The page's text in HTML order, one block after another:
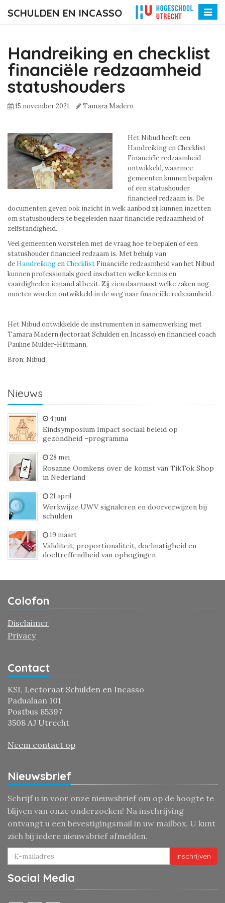
SCHULDEN EN INCASSO
Toggle
Handreiking en checklist
financiële redzaamheid
statushouders
15 november 2021 Tamara Madern
Het Nibud heeft een
Handreiking en Checklist
Financiële redzaamheid
ontwikkeld, waarmee
gemeenten kunnen bepalen
of een statushouder
financieel redzaam is. De
documenten geven ook inzicht in welk aanbod zij kunnen inzetten
om statushouders te begeleiden naar financiële redzaamheid of
zelfstandigheid.
Veel gemeenten worstelen met de vraag hoe te bepalen of een
statushouder financieel redzaam is. Met behulp van
de HandreikingenChecklist Financiële redzaamheid van het Nibud
kunnen professionals goed inschatten welke kennis en
vaardigheden iemand al bezit. Zij zien daarnaast welke zaken nog
moeten worden ontwikkeld in de weg naar financiële redzaamheid.
Het Nibud ontwikkelde de instrumenten in samenwerking met
Tamara Madern (lectoraat Schulden en Incasso) en financieel coach
Pauline Mulder-Hiltmann.
Bron: Nibud
Nieuws
4 juni
Eindsymposium Impact sociaal beleid op
gezondheid –programma
28 mei
Rosanne Oomkens over de komst van TikTok Shop
in Nederland
21 april
Werkwijze UWV signaleren en doorverwijzen bij
schulden
19 maart
Validiteit, proportionaliteit, doelmatigheid en
doeltreffendheid van ophogingen
Colofon
Disclaimer
Privacy
Contact
KSI, Lectoraat Schulden en Incasso
Padualaan 101
Postbus 85397
3508 AJ Utrecht
Neem contact op
Nieuwsbrief
Schrijf u in voor onze nieuwsbrief om op de hoogte te
blijven van onze onderzoeken! Na inschrijving
ontvangt u een bevestigingsmail in uw mailbox. U kunt
zich bij iedere nieuwsbrief afmelden.
Inschrijven
Social Media